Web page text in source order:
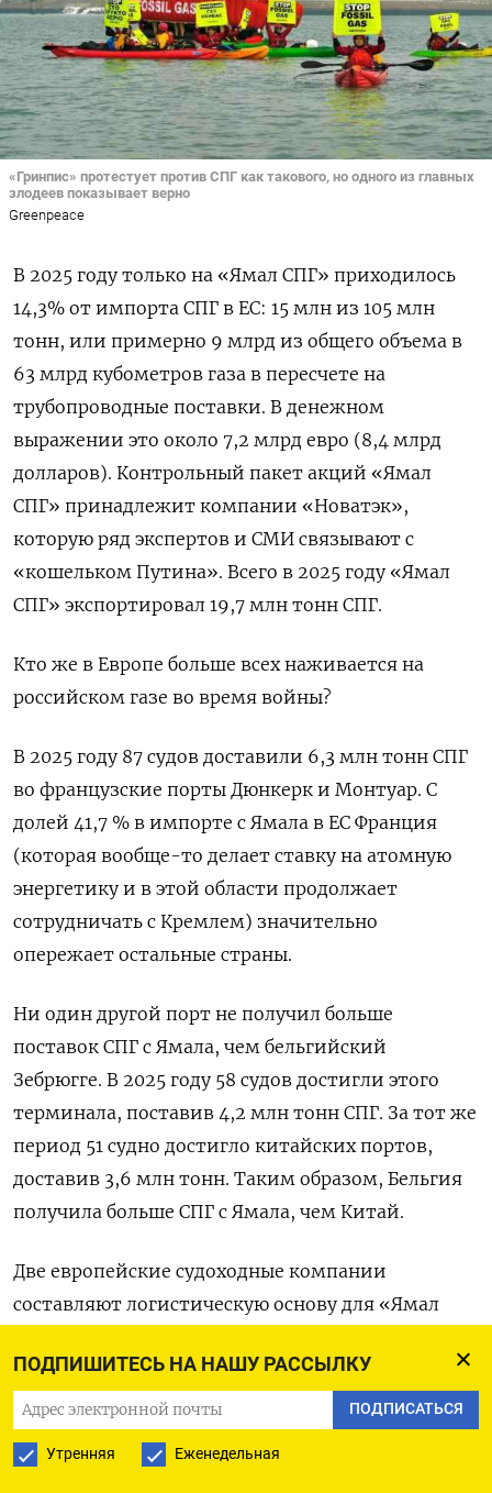
ПОДПИШИТЕСЬ НА НАШУ РАССЫЛКУ
ПОДПИСАТЬСЯ
Утренняя Еженедельная
«Гринпис» протестует против СПГ как такового, но одного из главных
злодеев показывает верно
Greenpeace
В 2025 году только на «Ямал СПГ» приходилось
14,3% от импорта СПГ в ЕС: 15 млн из 105 млн
тонн, или примерно 9 млрд из общего объема в
63 млрд кубометров газа в пересчете на
трубопроводные поставки. В денежном
выражении это около 7,2 млрд евро (8,4 млрд
долларов). Контрольный пакет акций «Ямал
СПГ» принадлежит компании «Новатэк»,
которую ряд экспертов и СМИ связывают с
«кошельком Путина». Всего в 2025 году «Ямал
СПГ» экспортировал 19,7 млн тонн СПГ.
Кто же в Европе больше всех наживается на
российском газе во время войны?
В 2025 году 87 судов доставили 6,3 млн тонн СПГ
во французские порты Дюнкерк и Монтуар. С
долей 41,7 % в импорте с Ямала в ЕС Франция
(которая вообще-то делает ставку на атомную
энергетику и в этой области продолжает
сотрудничать с Кремлем) значительно
опережает остальные страны.
Ни один другой порт не получил больше
поставок СПГ с Ямала, чем бельгийский
Зебрюгге. В 2025 году 58 судов достигли этого
терминала, поставив 4,2 млн тонн СПГ. За тот же
период 51 судно достигло китайских портов,
доставив 3,6 млн тонн. Таким образом, Бельгия
получила больше СПГ с Ямала, чем Китай.
Две европейские судоходные компании
составляют логистическую основу для «Ямал
Ямала на своих судах, а греческая Dynagas — еще
34,3%. Одиннадцать из четырнадцати танкеров
типаArc7, доступных для Ямала, принадлежат
этим двум компаниям. Вместе эти две